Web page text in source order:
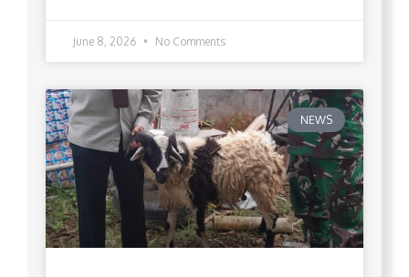
June 8, 2026 No Comments
NEWS